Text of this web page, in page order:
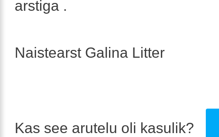
arstiga .
Naistearst Galina Litter
Kas see arutelu oli kasulik?